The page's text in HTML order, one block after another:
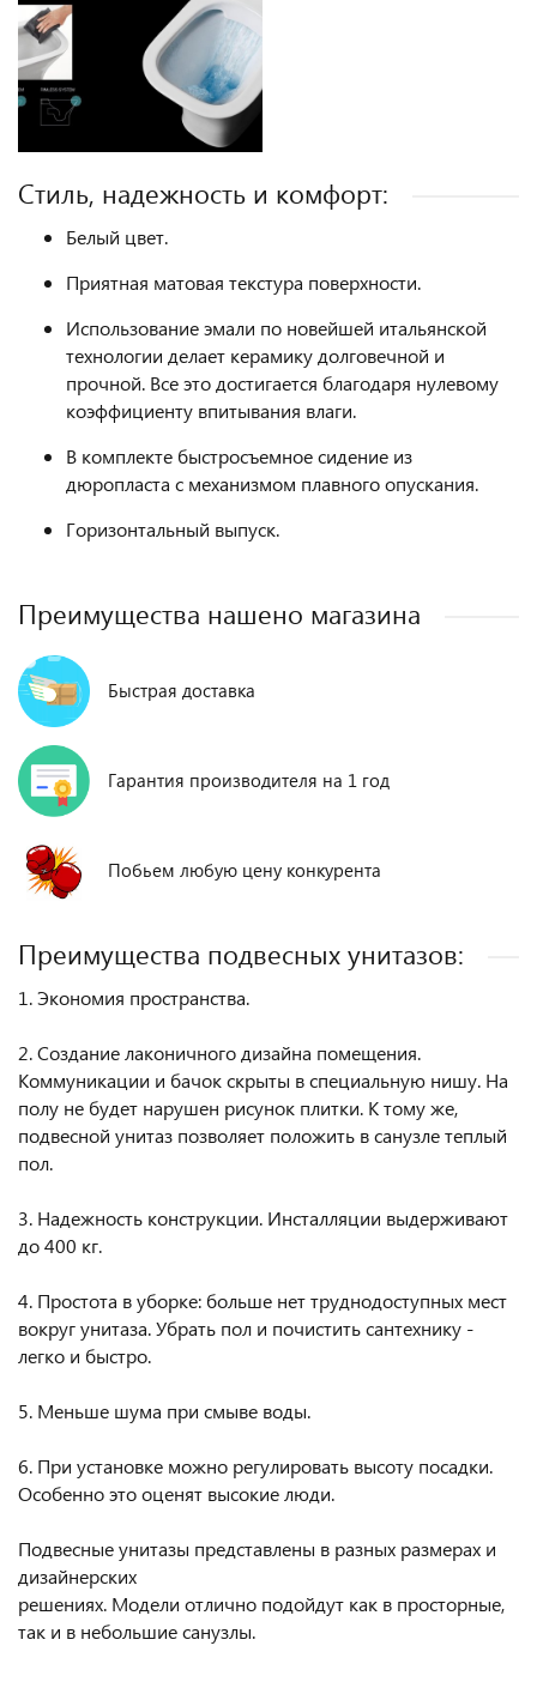
Стиль, надежность и комфорт:
Белый цвет.
Приятная матовая текстура поверхности.
Использование эмали по новейшей итальянской
технологии делает керамику долговечной и
прочной. Все это достигается благодаря нулевому
коэффициенту впитывания влаги.
В комплекте быстросъемное сидение из
дюропласта с механизмом плавного опускания.
Горизонтальный выпуск.
Преимущества нашено магазина
Быстрая доставка
Гарантия производителя на 1 год
Побьем любую цену конкурента
Преимущества подвесных унитазов:
1. Экономия пространства.
2. Создание лаконичного дизайна помещения.
Коммуникации и бачок скрыты в специальную нишу. На
полу не будет нарушен рисунок плитки. К тому же,
подвесной унитаз позволяет положить в санузле теплый
пол.
3. Надежность конструкции. Инсталляции выдерживают
до 400 кг.
4. Простота в уборке: больше нет труднодоступных мест
вокруг унитаза. Убрать пол и почистить сантехнику -
легко и быстро.
5. Меньше шума при смыве воды.
6. При установке можно регулировать высоту посадки.
Особенно это оценят высокие люди.
Подвесные унитазы представлены в разных размерах и
дизайнерских
решениях. Модели отлично подойдут как в просторные,
так и в небольшие санузлы.